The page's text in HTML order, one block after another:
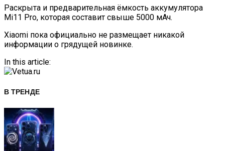
Раскрыта и предварительная ёмкость аккумулятора
Mi11 Pro, которая составит свыше 5000 мАч.
Xiaomi пока официально не размещает никакой
информации о грядущей новинке.
In this article:
В ТРЕНДЕ